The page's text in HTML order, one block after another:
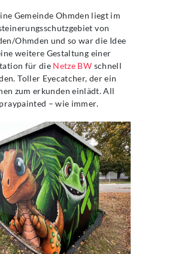
Gemeinde Ohmden liegt im
von
Ohmden und so war die Idee
weitere Gestaltung einer
für die Netze BW schnell
Toller Eyecatcher, der ein
zum erkunden einlädt. All
– wie immer.